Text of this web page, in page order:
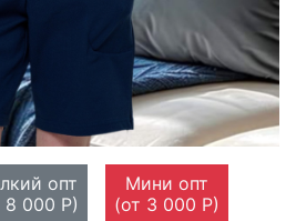
опт
8 000 Р)
Мини опт
(от 3 000 Р)